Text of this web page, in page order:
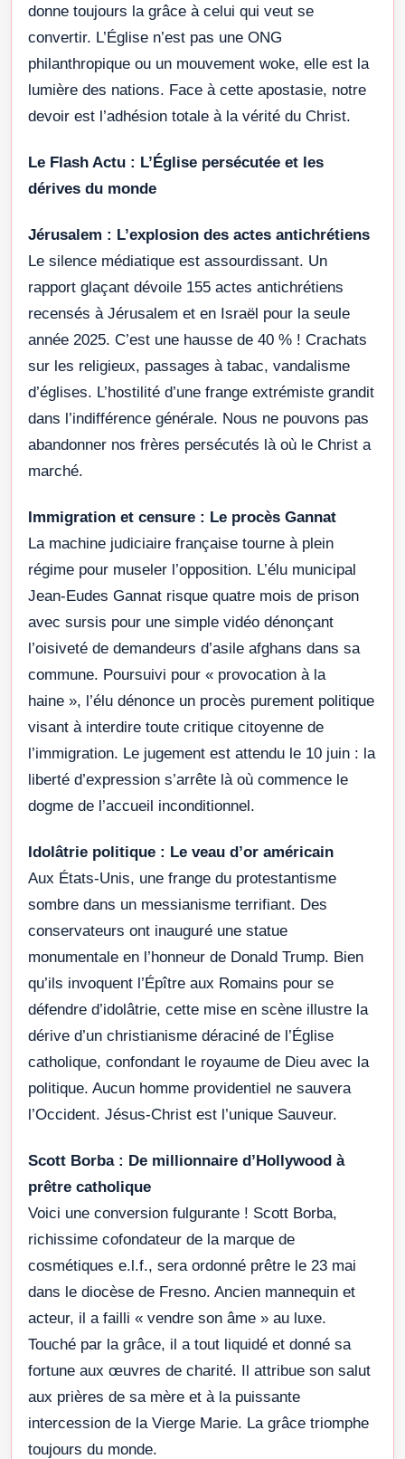
donne toujours la grâce à celui qui veut se
convertir. L’Église n’est pas une ONG
philanthropique ou un mouvement woke, elle est la
lumière des nations. Face à cette apostasie, notre
devoir est l’adhésion totale à la vérité du Christ.
Le Flash Actu : L’Église persécutée et les
dérives du monde
Jérusalem : L’explosion des actes antichrétiens
Le silence médiatique est assourdissant. Un
rapport glaçant dévoile 155 actes antichrétiens
recensés à Jérusalem et en Israël pour la seule
année 2025. C’est une hausse de 40 % ! Crachats
sur les religieux, passages à tabac, vandalisme
d’églises. L’hostilité d’une frange extrémiste grandit
dans l’indifférence générale. Nous ne pouvons pas
abandonner nos frères persécutés là où le Christ a
marché.
Immigration et censure : Le procès Gannat
La machine judiciaire française tourne à plein
régime pour museler l’opposition. L’élu municipal
Jean-Eudes Gannat risque quatre mois de prison
avec sursis pour une simple vidéo dénonçant
l’oisiveté de demandeurs d’asile afghans dans sa
commune. Poursuivi pour « provocation à la
haine », l’élu dénonce un procès purement politique
visant à interdire toute critique citoyenne de
l’immigration. Le jugement est attendu le 10 juin : la
liberté d’expression s’arrête là où commence le
dogme de l’accueil inconditionnel.
Idolâtrie politique : Le veau d’or américain
Aux États-Unis, une frange du protestantisme
sombre dans un messianisme terrifiant. Des
conservateurs ont inauguré une statue
monumentale en l’honneur de Donald Trump. Bien
qu’ils invoquent l’Épître aux Romains pour se
défendre d’idolâtrie, cette mise en scène illustre la
dérive d’un christianisme déraciné de l’Église
catholique, confondant le royaume de Dieu avec la
politique. Aucun homme providentiel ne sauvera
l’Occident. Jésus-Christ est l’unique Sauveur.
Scott Borba : De millionnaire d’Hollywood à
prêtre catholique
Voici une conversion fulgurante ! Scott Borba,
richissime cofondateur de la marque de
cosmétiques e.l.f., sera ordonné prêtre le 23 mai
dans le diocèse de Fresno. Ancien mannequin et
acteur, il a failli « vendre son âme » au luxe.
Touché par la grâce, il a tout liquidé et donné sa
fortune aux œuvres de charité. Il attribue son salut
aux prières de sa mère et à la puissante
intercession de la Vierge Marie. La grâce triomphe
toujours du monde.